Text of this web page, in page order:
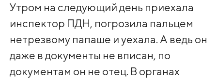
Утром на следующий день приехала
инспектор ПДН, погрозила пальцем
нетрезвому папаше и уехала. А ведь он
даже в документы не вписан, по
документам он не отец. В органах